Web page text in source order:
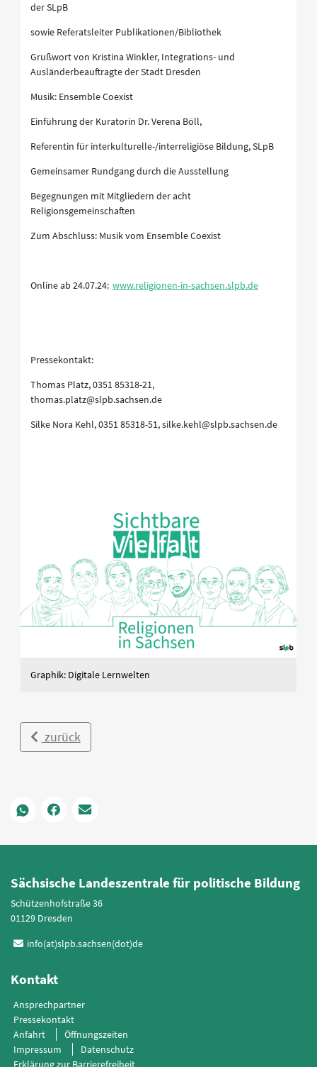
der SLpB
sowie Referatsleiter Publikationen/Bibliothek
Grußwort von Kristina Winkler, Integrations- und
Ausländerbeauftragte der Stadt Dresden
Musik: Ensemble Coexist
Einführung der Kuratorin Dr. Verena Böll,
Referentin für interkulturelle-/interreligiöse Bildung, SLpB
Gemeinsamer Rundgang durch die Ausstellung
Begegnungen mit Mitgliedern der acht
Religionsgemeinschaften
Zum Abschluss: Musik vom Ensemble Coexist
Online ab 24.07.24: www.religionen-in-sachsen.slpb.de
Pressekontakt:
Thomas Platz, 0351 85318-21,
thomas.platz@slpb.sachsen.de
Silke Nora Kehl, 0351 85318-51, silke.kehl@slpb.sachsen.de
Graphik: Digitale Lernwelten
zurück
Sächsische Landeszentrale für politische Bildung
Schützenhofstraße 36
01129 Dresden
info(at)slpb.sachsen(dot)de
Kontakt
Ansprechpartner
Pressekontakt
Anfahrt
Öffnungszeiten
Impressum
Datenschutz
Erklärung zur Barrierefreiheit